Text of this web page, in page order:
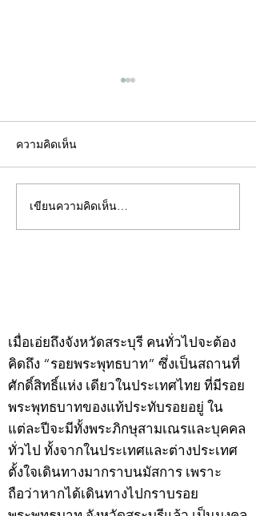
คอลัมน์"จับชีพจรวงการ
พระ"ประจำพุธที่ 29
ความคิดเห็น
เขียนความคิดเห็น…
เมื่อเอ่ยถึงจังหวัดสระบุรี คนทั่วไปจะต้อง
คิดถึง “รอยพระพุทธบาท” ซึ่งเป็นสถานที่
ศักดิ์สิทธิ์แห่ง เดียวในประเทศไทย ที่มีรอย
พระพุทธบาทของแท้ประทับรอยอยู่ ใน
แต่ละปีจะมีทั้งพระภิกษุสามเณรและบุคคล
ทั่วไป ทั้งจากในประเทศและต่างประเทศ
ตั้งใจเดินทางมากราบนมัสการ เพราะ
ถือว่าหากได้เดินทางไปกราบรอย